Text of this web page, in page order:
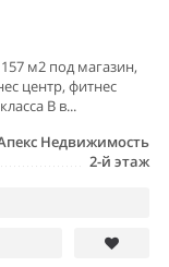
м2 под магазин,
центр, фитнес
В в...
Недвижимость
2-й этаж